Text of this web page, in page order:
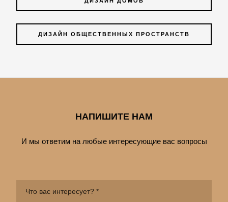
ДИЗАЙН ОБЩЕСТВЕННЫХ ПРОСТРАНСТВ
НАПИШИТЕ НАМ
И мы ответим на любые интересующие вас вопросы